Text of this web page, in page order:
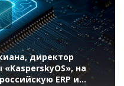
директор
на
ERP и